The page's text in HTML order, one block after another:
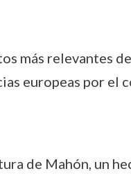
más relevantes
europeas por el
de Mahón, un